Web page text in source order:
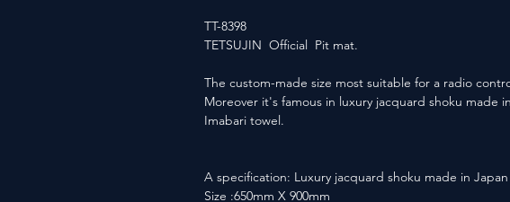
TT-8398
TETSUJIN Official Pit mat.
The custom-made size most suitable for a radio
Moreover it's famous in luxury jacquard shoku made
Imabari towel.
A specification: Luxury jacquard shoku made in Japan
Size :650mm X 900mm